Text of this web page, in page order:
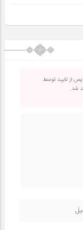
از تایید توسط
شد.